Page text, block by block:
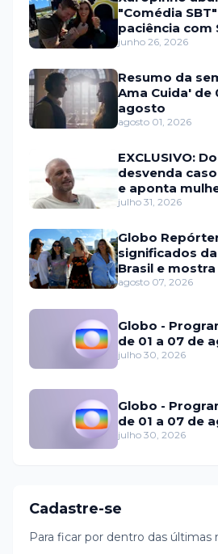
"Comédia
paciência com
junho 26, 2026
Resumo da
Ama Cuida' de
agosto
agosto 01, 2026
EXCLUSIVO:
desvenda
e aponta
fraude
julho 31, 2026
Globo
significados
Brasil e
agosto 07, 2026
Globo -
de 01 a 07 de
julho 30, 2026
Globo -
de 01 a 07 de
julho 30, 2026
Cadastre-se
Para ficar por dentro das últimas